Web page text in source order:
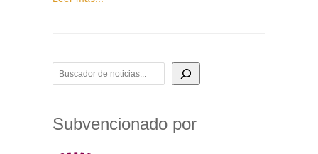
BUSCADOR DE NOTICIAS
Subvencionado por